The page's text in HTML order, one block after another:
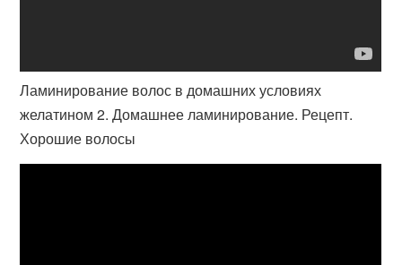
Ламинирование волос в домашних условиях
желатином 2. Домашнее ламинирование. Рецепт.
Хорошие волосы